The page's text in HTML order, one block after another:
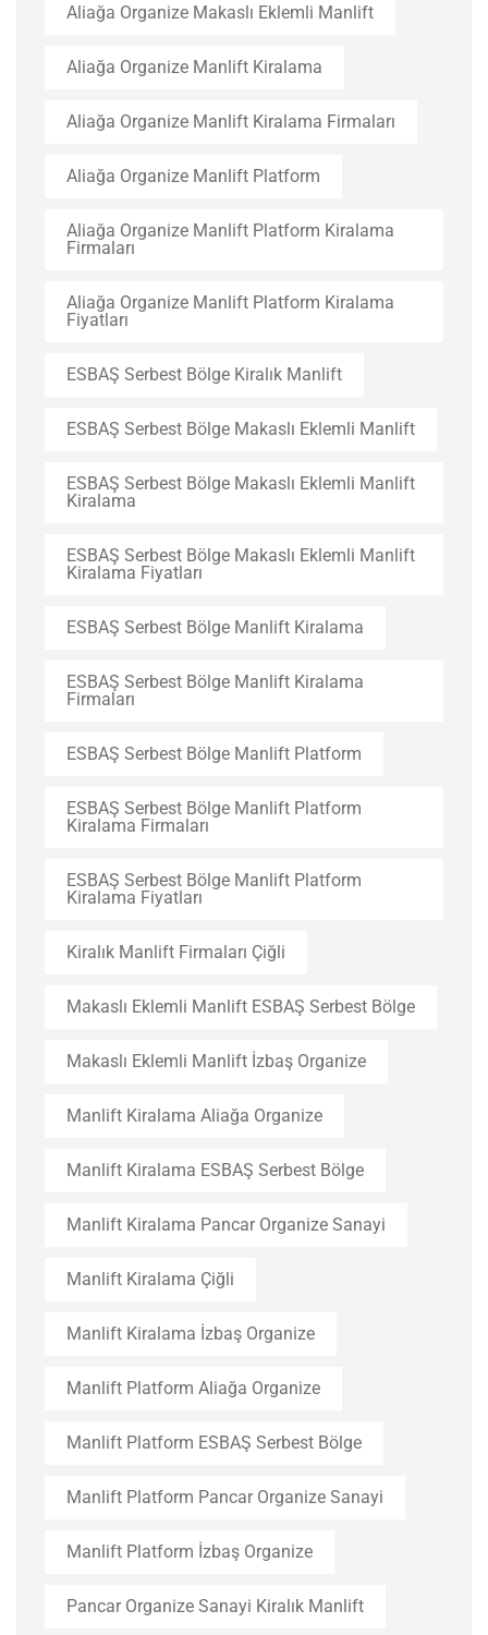
Aliağa Organize Makaslı Eklemli Manlift
Aliağa Organize Manlift Kiralama
Aliağa Organize Manlift Kiralama Firmaları
Aliağa Organize Manlift Platform
Aliağa Organize Manlift Platform Kiralama
Firmaları
Aliağa Organize Manlift Platform Kiralama
Fiyatları
ESBAŞ Serbest Bölge Kiralık Manlift
ESBAŞ Serbest Bölge Makaslı Eklemli Manlift
ESBAŞ Serbest Bölge Makaslı Eklemli Manlift
Kiralama
ESBAŞ Serbest Bölge Makaslı Eklemli Manlift
Kiralama Fiyatları
ESBAŞ Serbest Bölge Manlift Kiralama
ESBAŞ Serbest Bölge Manlift Kiralama
Firmaları
ESBAŞ Serbest Bölge Manlift Platform
ESBAŞ Serbest Bölge Manlift Platform
Kiralama Firmaları
ESBAŞ Serbest Bölge Manlift Platform
Kiralama Fiyatları
Kiralık Manlift Firmaları Çiğli
Makaslı Eklemli Manlift ESBAŞ Serbest Bölge
Makaslı Eklemli Manlift İzbaş Organize
Manlift Kiralama Aliağa Organize
Manlift Kiralama ESBAŞ Serbest Bölge
Manlift Kiralama Pancar Organize Sanayi
Manlift Kiralama Çiğli
Manlift Kiralama İzbaş Organize
Manlift Platform Aliağa Organize
Manlift Platform ESBAŞ Serbest Bölge
Manlift Platform Pancar Organize Sanayi
Manlift Platform İzbaş Organize
Pancar Organize Sanayi Kiralık Manlift